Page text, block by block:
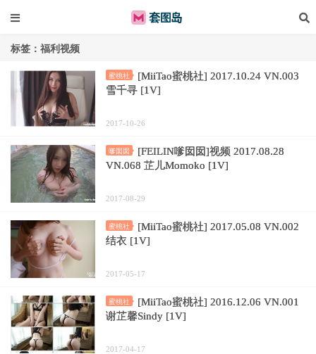
标签：福利视频
蜜桃社
[MiiTao蜜桃社] 2017.10.24 VN.003
雪千寻 [1V]
2017-10-26
嗲囡囡
[FEILIN嗲囡囡]视频 2017.08.28
VN.068 芷儿Momoko [1V]
2017-08-29
蜜桃社
[MiiTao蜜桃社] 2017.05.08 VN.002
结衣 [1V]
2017-05-17
蜜桃社
[MiiTao蜜桃社] 2016.12.06 VN.001
谢芷馨Sindy [1V]
2017-04-17